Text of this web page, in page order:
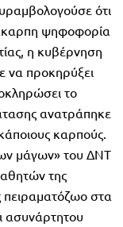
ότι
ψηφοφορία
η κυβέρνηση
να προκηρύξει
το
ανατράπηκε
καρπούς.
μάγων» του ΔΝΤ
της
πειραματόζωο στα
ασυνάρτητου